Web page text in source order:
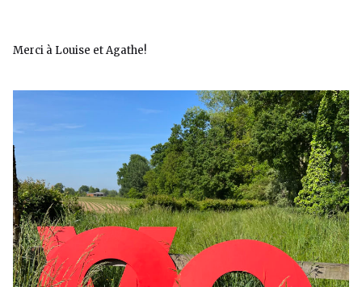
Merci à Louise et Agathe!